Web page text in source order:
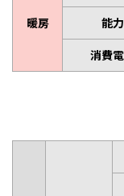
暖房
能力
消費